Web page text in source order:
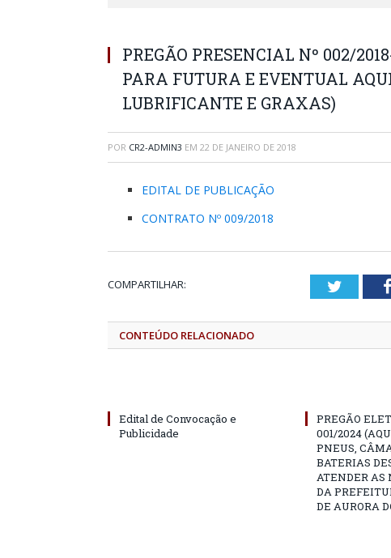
PREGÃO PRESENCIAL Nº 002/
PARA FUTURA E EVENTUAL
LUBRIFICANTE E GRAXAS)
POR CR2-ADMIN3 EM 22 DE JANEIRO DE 2018
EDITAL DE PUBLICAÇÃO
CONTRATO Nº 009/2018
COMPARTILHAR: Twitter
CONTEÚDO RELACIONADO
Edital de Convocação e
Publicidade
PREGÃO
001/2024
PNEUS,
BATERIAS
ATENDER AS
DA
DE AURORA